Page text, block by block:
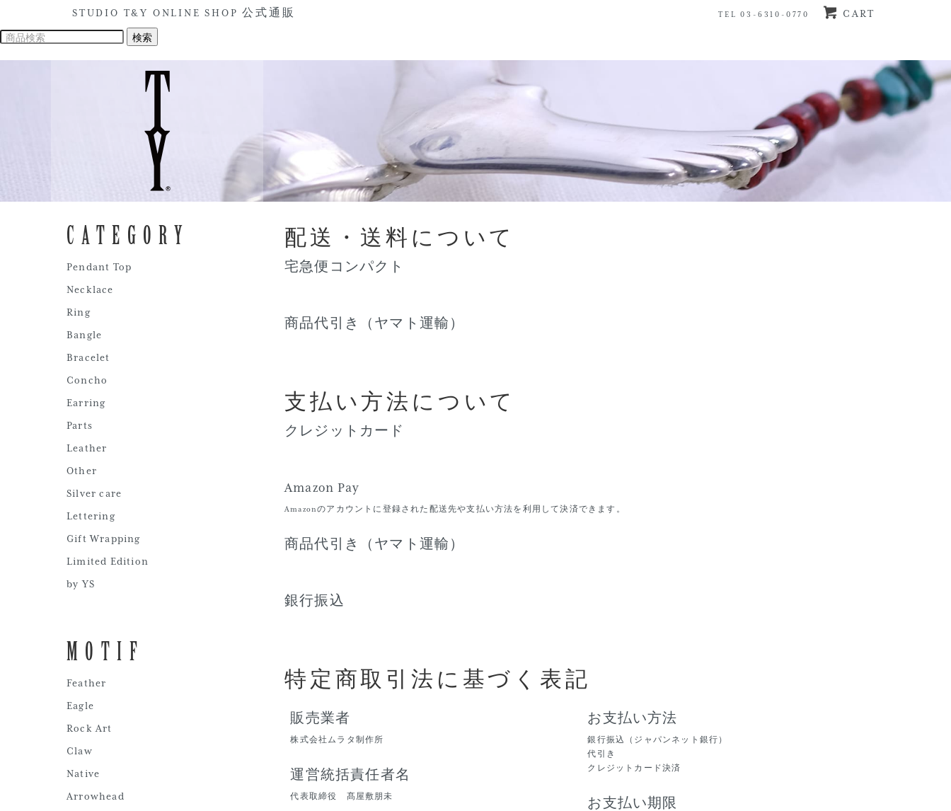
TEL 03-6310-0770 CART
STUDIO T&Y ONLINE SHOP 公式通販
配送・送料について
宅急便コンパクト
商品代引き（ヤマト運輸）
支払い方法について
クレジットカード
Amazon Pay
Amazonのアカウントに登録された配送先や支払い方法を利用して決済できます。
商品代引き（ヤマト運輸）
銀行振込
特定商取引法に基づく表記
販売業者
株式会社ムラタ制作所
運営統括責任者名
代表取締役 髙屋敷朋未
お支払い方法
銀行振込（ジャパンネット銀行）
代引き
クレジットカード決済
お支払い期限
CATEGORY
Pendant Top
Necklace
Ring
Bangle
Bracelet
Concho
Earring
Parts
Leather
Other
Silver care
Lettering
Gift Wrapping
Limited Edition
by YS
MOTIF
Feather
Eagle
Rock Art
Claw
Native
Arrowhead